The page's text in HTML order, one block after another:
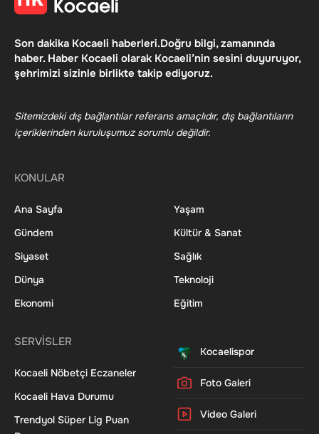
Son dakika Kocaeli haberleri.Doğru bilgi, zamanında
haber. Haber Kocaeli olarak Kocaeli’nin sesini duyuruyor,
şehrimizi sizinle birlikte takip ediyoruz.
Sitemizdeki dış bağlantılar referans amaçlıdır, dış bağlantıların
içeriklerinden kuruluşumuz sorumlu değildir.
KONULAR
Ana Sayfa
Gündem
Siyaset
Dünya
Ekonomi
Yaşam
Kültür & Sanat
Sağlık
Teknoloji
Eğitim
SERVİSLER
Kocaeli Nöbetçi Eczaneler
Kocaeli Hava Durumu
Trendyol Süper Lig Puan
Kocaelispor
Foto Galeri
Video Galeri